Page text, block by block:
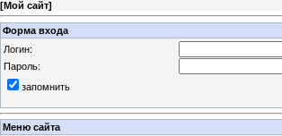
[Мой сайт]
Форма входа
Логин:
Пароль:
запомнить
Меню сайта